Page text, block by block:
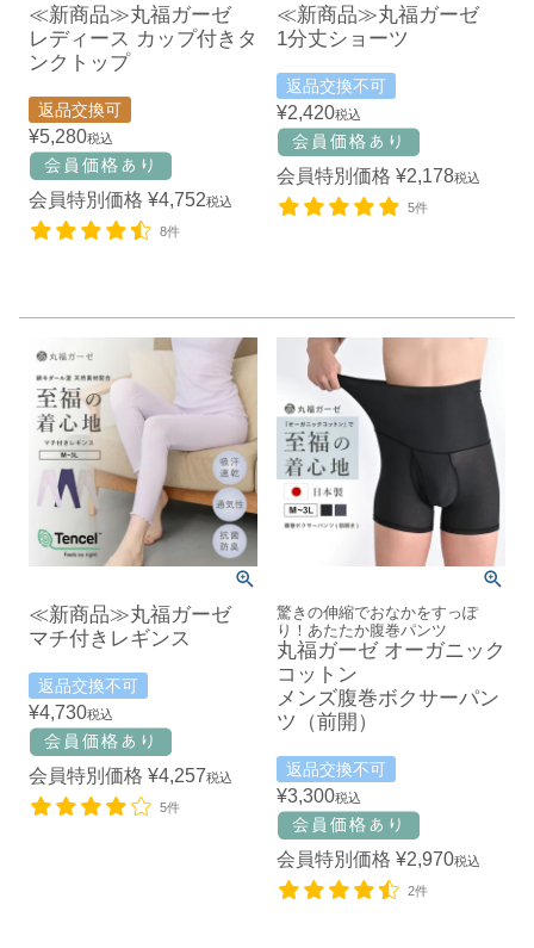
≪新商品≫丸福ガーゼ
レディース カップ付きタ
ンクトップ
返品交換可
¥5,280税込
会員特別価格 ¥4,752税込
8件
≪新商品≫丸福ガーゼ
1分丈ショーツ
返品交換不可
¥2,420税込
会員特別価格 ¥2,178税込
5件
≪新商品≫丸福ガーゼ
マチ付きレギンス
返品交換不可
¥4,730税込
会員特別価格 ¥4,257税込
5件
驚きの伸縮でおなかをすっぽ
り！あたたか腹巻パンツ
丸福ガーゼ オーガニック
コットン
メンズ腹巻ボクサーパン
ツ（前開）
返品交換不可
¥3,300税込
会員特別価格 ¥2,970税込
2件